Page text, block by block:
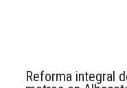
Reforma integral